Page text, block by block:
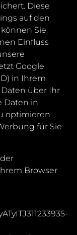
Diese
auf den
Sie
Einfluss
Google
in Ihrem
Daten über Ihr
Daten in
optimieren
für Sie
Browser